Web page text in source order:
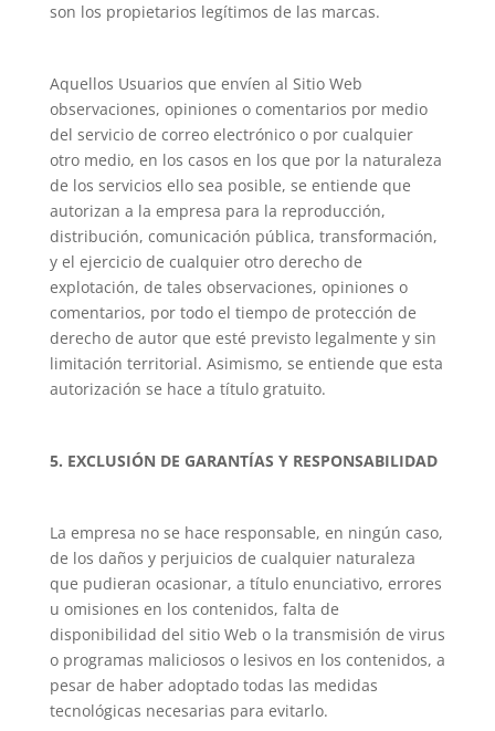
son los propietarios legítimos de las marcas.
Aquellos Usuarios que envíen al Sitio Web
observaciones, opiniones o comentarios por medio
del servicio de correo electrónico o por cualquier
otro medio, en los casos en los que por la naturaleza
de los servicios ello sea posible, se entiende que
autorizan a la empresa para la reproducción,
distribución, comunicación pública, transformación,
y el ejercicio de cualquier otro derecho de
explotación, de tales observaciones, opiniones o
comentarios, por todo el tiempo de protección de
derecho de autor que esté previsto legalmente y sin
limitación territorial. Asimismo, se entiende que esta
autorización se hace a título gratuito.
5. EXCLUSIÓN DE GARANTÍAS Y RESPONSABILIDAD
La empresa no se hace responsable, en ningún caso,
de los daños y perjuicios de cualquier naturaleza
que pudieran ocasionar, a título enunciativo, errores
u omisiones en los contenidos, falta de
disponibilidad del sitio Web o la transmisión de virus
o programas maliciosos o lesivos en los contenidos, a
pesar de haber adoptado todas las medidas
tecnológicas necesarias para evitarlo.